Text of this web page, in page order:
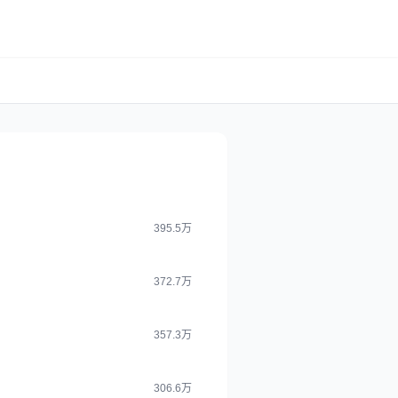
395.5万
372.7万
357.3万
306.6万